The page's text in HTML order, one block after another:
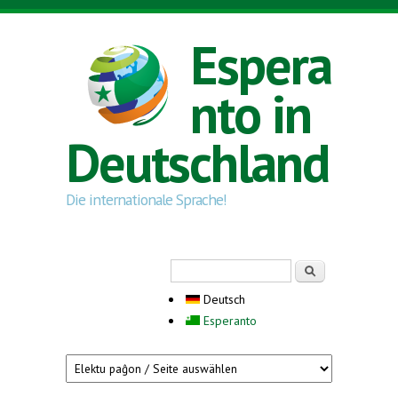
Direkt zum Inhalt
Espera
nto in
Deutschland
Die internationale Sprache!
Deutsch
Esperanto